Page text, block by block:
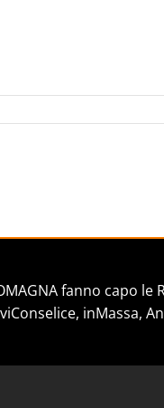
fanno capo
inMassa,